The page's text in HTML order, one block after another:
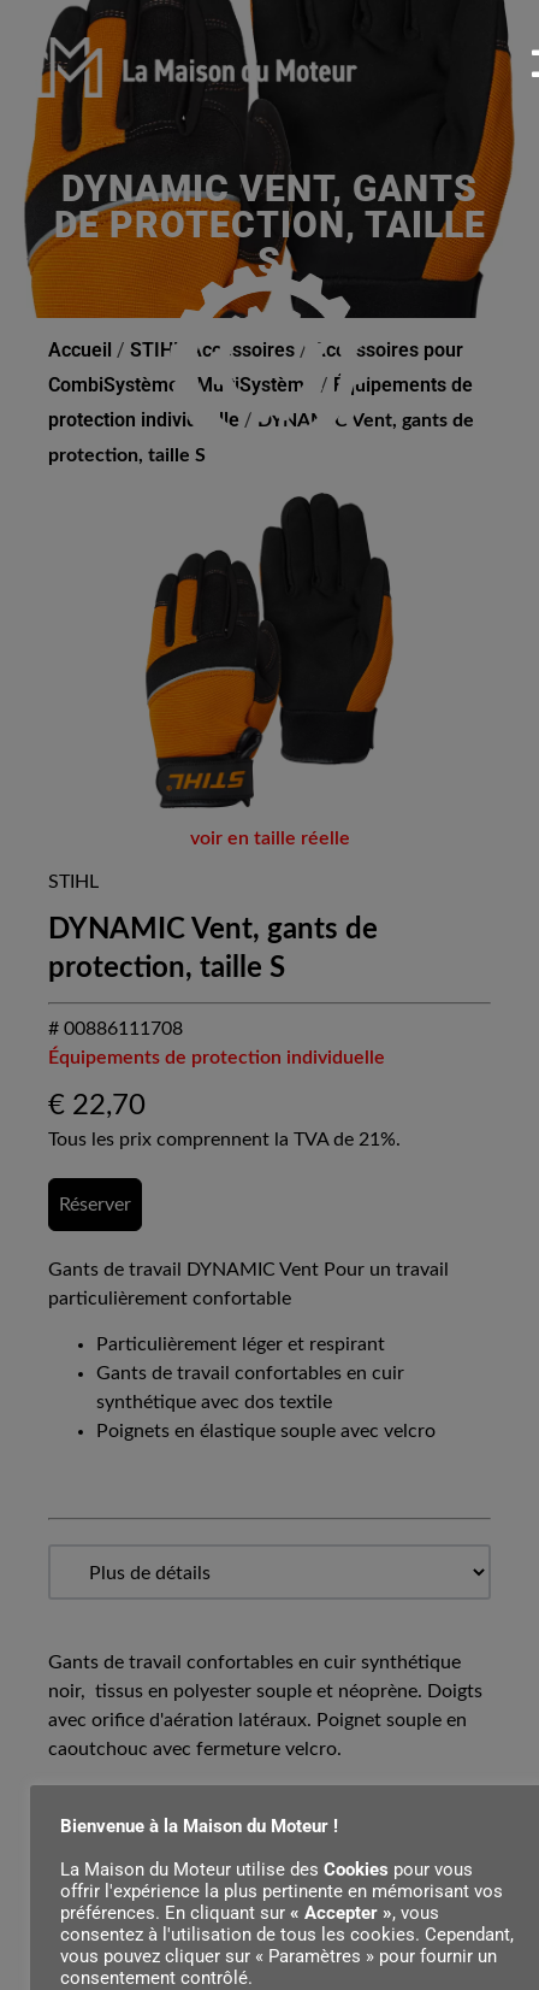
DYNAMIC VENT, GANTS
DE PROTECTION, TAILLE
S
Accueil / STIHL Accessoires / Accessoires pour
CombiSystème / MultiSystème
/ Équipements de
protection individuelle / DYNAMIC Vent, gants de
protection, taille S
voir en taille réelle
STIHL
DYNAMIC Vent, gants de
protection, taille S
# 00886111708
Équipements de protection individuelle
€ 22,70
Tous les prix comprennent la TVA de 21%.
Réserver
Gants de travail DYNAMIC Vent Pour un travail
particulièrement confortable
Particulièrement léger et respirant
Gants de travail confortables en cuir
synthétique avec dos textile
Poignets en élastique souple avec velcro
Gants de travail confortables en cuir synthétique
noir, tissus en polyester souple et néoprène. Doigts
avec orifice d'aération latéraux. Poignet souple en
caoutchouc avec fermeture velcro.
Bienvenue à la Maison du Moteur !
La Maison du Moteur utilise des Cookies pour vous
offrir l'expérience la plus pertinente en mémorisant vos
préférences. En cliquant sur « Accepter », vous
consentez à l'utilisation de tous les cookies. Cependant,
vous pouvez cliquer sur « Paramètres » pour fournir un
consentement contrôlé.